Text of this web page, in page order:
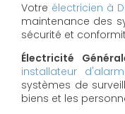
Votre électricien à
maintenance des
sécurité et
Électricité
installateur
systèmes de
biens et les